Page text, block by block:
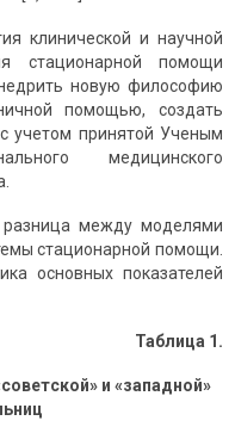
клинической и научной
стационарной помощи
новую философию
помощью, создать
учетом принятой Ученым
медицинского
разница между моделями
стационарной помощи.
основных показателей
Таблица 1.
и «западной»